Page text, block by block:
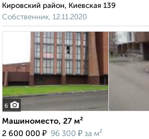
Кировский район, Киевская 139
Собственник, 12.11.2020
6
Машиноместо, 27 м²
2 600 000 ₽ 96 300 ₽ за м²